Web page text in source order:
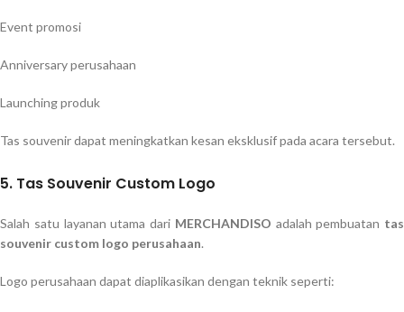
Event promosi
Anniversary perusahaan
Launching produk
Tas souvenir dapat meningkatkan kesan eksklusif pada acara tersebut.
5. Tas Souvenir Custom Logo
Salah satu layanan utama dari MERCHANDISO adalah pembuatan tas
souvenir custom logo perusahaan.
Logo perusahaan dapat diaplikasikan dengan teknik seperti: